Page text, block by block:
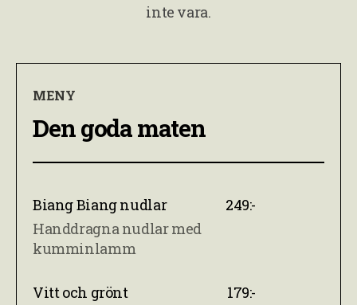
inte vara.
MENY
Den goda maten
Biang Biang nudlar
249:-
Handdragna nudlar med
kumminlamm
Vitt och grönt 179:-